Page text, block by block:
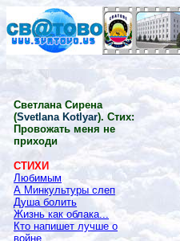
Светлана Сирена
(Svetlana Kotlyar). Стих:
Провожать меня не
приходи
СТИХИ
Любимым
А Минкультуры слеп
Душа болить
Жизнь как облака...
Кто напишет лучше о
войне